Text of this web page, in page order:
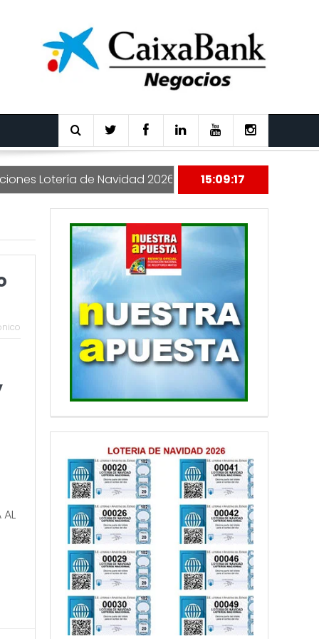
Lotería de Navidad 2026 Nuestra Apuesta 177
15:09:18
AL